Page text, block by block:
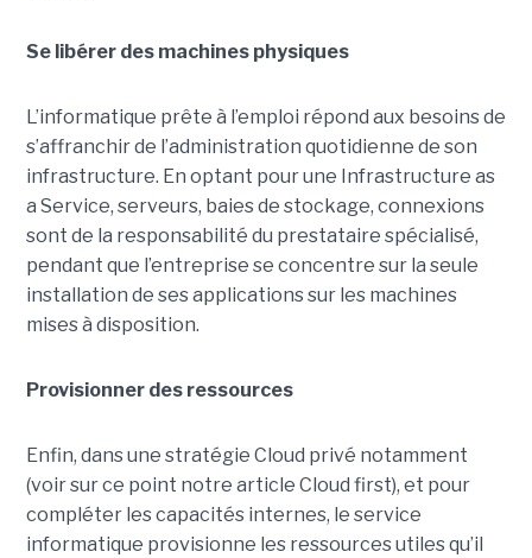
Se libérer des machines physiques
L’informatique prête à l’emploi répond aux besoins de
s’affranchir de l’administration quotidienne de son
infrastructure. En optant pour une Infrastructure as
a Service, serveurs, baies de stockage, connexions
sont de la responsabilité du prestataire spécialisé,
pendant que l’entreprise se concentre sur la seule
installation de ses applications sur les machines
mises à disposition.
Provisionner des ressources
Enfin, dans une stratégie Cloud privé notamment
(voir sur ce point notre article Cloud first), et pour
compléter les capacités internes, le service
informatique provisionne les ressources utiles qu’il